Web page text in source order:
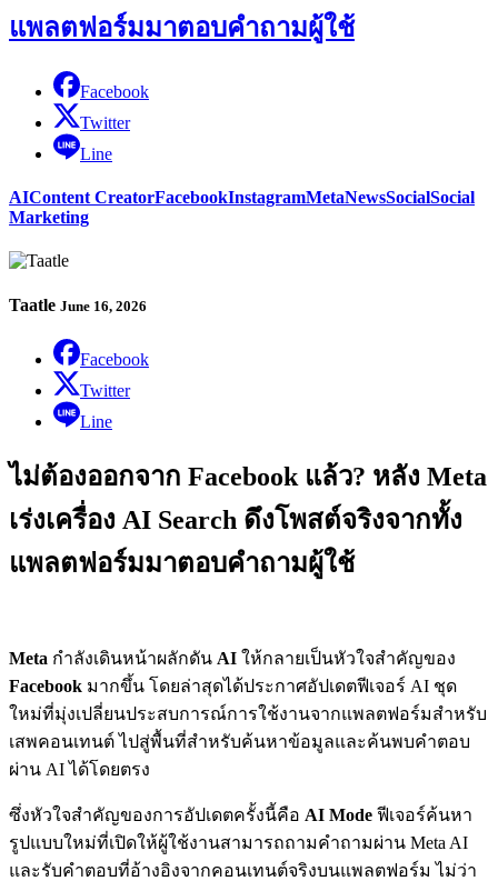
แพลตฟอร์มมาตอบคำถามผู้ใช้
Facebook
Twitter
Line
AIContent CreatorFacebookInstagramMetaNewsSocialSocial
Marketing
Taatle June 16, 2026
Facebook
Twitter
Line
ไม่ต้องออกจาก Facebook แล้ว? หลัง Meta
เร่งเครื่อง AI Search ดึงโพสต์จริงจากทั้ง
แพลตฟอร์มมาตอบคำถามผู้ใช้
Meta กำลังเดินหน้าผลักดัน AI ให้กลายเป็นหัวใจสำคัญของ
Facebook มากขึ้น โดยล่าสุดได้ประกาศอัปเดตฟีเจอร์ AI ชุด
ใหม่ที่มุ่งเปลี่ยนประสบการณ์การใช้งานจากแพลตฟอร์มสำหรับ
เสพคอนเทนต์ ไปสู่พื้นที่สำหรับค้นหาข้อมูลและค้นพบคำตอบ
ผ่าน AI ได้โดยตรง
ซึ่งหัวใจสำคัญของการอัปเดตครั้งนี้คือ AI Mode ฟีเจอร์ค้นหา
รูปแบบใหม่ที่เปิดให้ผู้ใช้งานสามารถถามคำถามผ่าน Meta AI
และรับคำตอบที่อ้างอิงจากคอนเทนต์จริงบนแพลตฟอร์ม ไม่ว่า